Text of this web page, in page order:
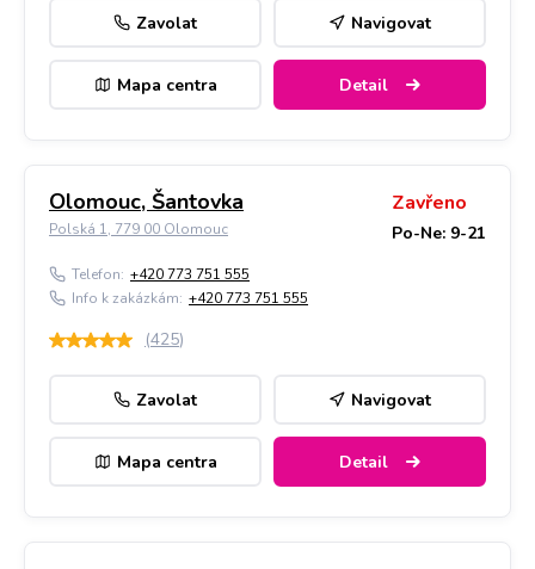
Zavolat Navigovat
Mapa centra Detail
Olomouc, Šantovka
Polská 1, 779 00 Olomouc
Zavřeno
Po-Ne: 9-21
Telefon: +420 773 751 555
Info k zakázkám: +420 773 751 555
(425)
Zavolat Navigovat
Mapa centra Detail